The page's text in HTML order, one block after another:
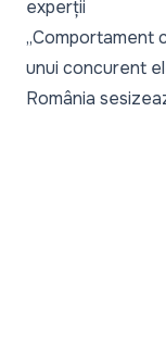
experții
„Comportament
unui concurent
România